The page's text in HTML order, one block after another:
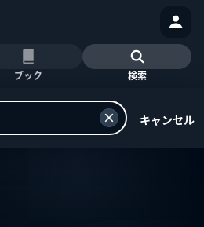
ブック 検索
キャンセル